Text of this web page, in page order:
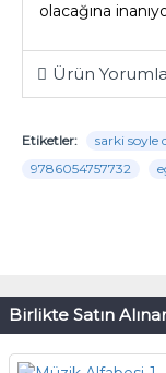
olacağına
Ürün
Etiketler:
sarki soyle
9786054757732
Birlikte Satın